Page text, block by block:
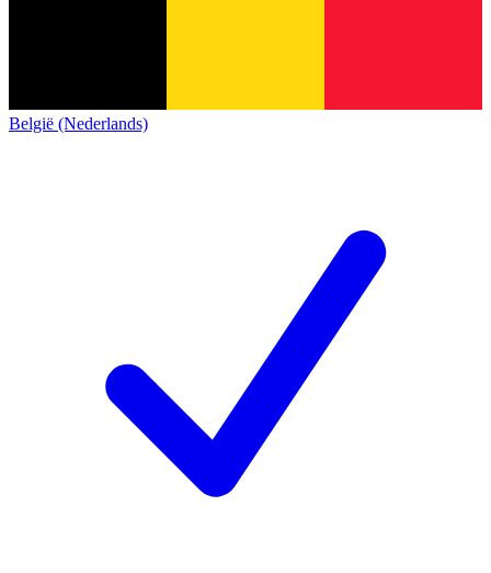
België (Nederlands)